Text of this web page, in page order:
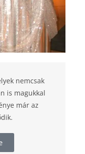
nemcsak
is magukkal
már az